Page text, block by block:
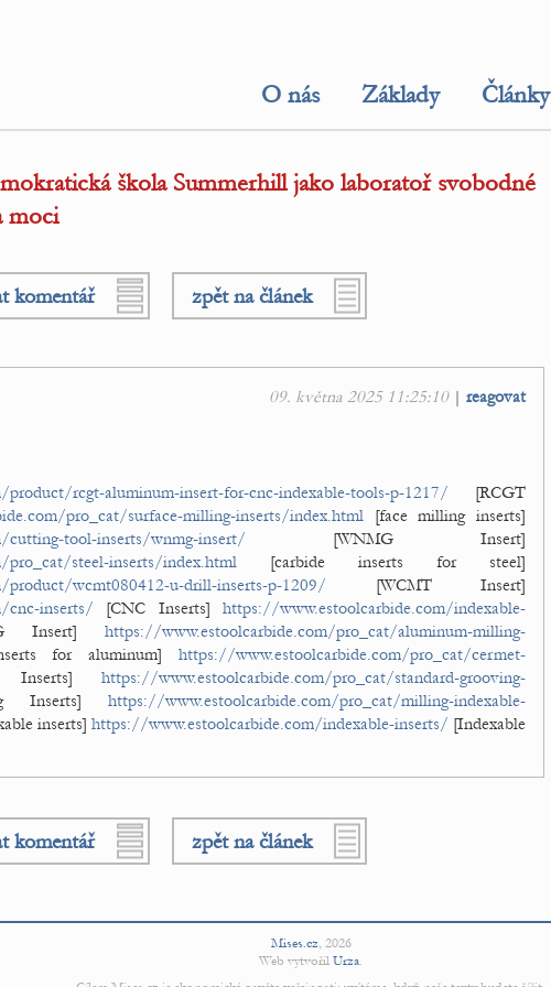
O nás Základy Články
škola Summerhill jako laboratoř svobodné
moci
komentář zpět na článek
09. května 2025 11:25:10| reagovat
rcgt-aluminum-insert-for-cnc-indexable-tools-p-1217/ [RCGT
pro_cat/surface-milling-inserts/index.html[face milling inserts]
cutting-tool-inserts/wnmg-insert/ [WNMG Insert]
steel-inserts/index.html [carbide inserts for steel]
wcmt080412-u-drill-inserts-p-1209/ [WCMT Insert]
cnc-inserts/ [CNC Inserts] https://www.estoolcarbide.com/indexable-
Insert] https://www.estoolcarbide.com/pro_cat/aluminum-milling-
for aluminum] https://www.estoolcarbide.com/pro_cat/cermet-
Inserts] https://www.estoolcarbide.com/pro_cat/standard-grooving-
Inserts] https://www.estoolcarbide.com/pro_cat/milling-indexable-
inserts] https://www.estoolcarbide.com/indexable-inserts/ [Indexable
komentář zpět na článek
Mises.cz, 2026
Web vytvořil Urza.